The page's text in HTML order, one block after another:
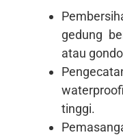
gedung
atau
tinggi.